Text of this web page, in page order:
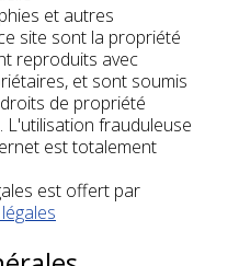
et autres
site sont la propriété
reproduits avec
et sont soumis
de propriété
L'utilisation frauduleuse
est totalement
est offert par